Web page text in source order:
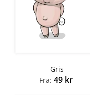
Gris
Fra: 49 kr